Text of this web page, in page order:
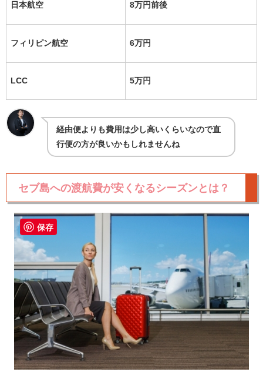
日本航空 8万円前後
フィリピン航空 6万円
LCC 5万円
経由便よりも費用は少し高いくらいなので直
行便の方が良いかもしれませんね
セブ島への渡航費が安くなるシーズンとは？
保存